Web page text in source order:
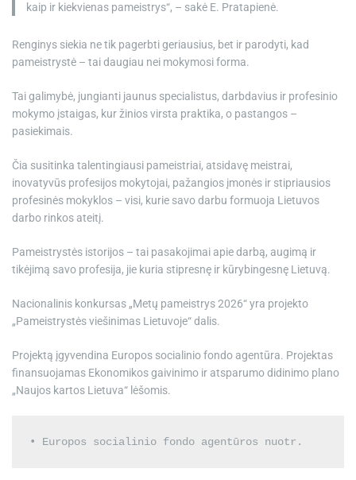
kaip ir kiekvienas pameistrys“, – sakė E. Pratapienė.
Renginys siekia ne tik pagerbti geriausius, bet ir parodyti, kad
pameistrystė – tai daugiau nei mokymosi forma.
Tai galimybė, jungianti jaunus specialistus, darbdavius ir profesinio
mokymo įstaigas, kur žinios virsta praktika, o pastangos –
pasiekimais.
Čia susitinka talentingiausi pameistriai, atsidavę meistrai,
inovatyvūs profesijos mokytojai, pažangios įmonės ir stipriausios
profesinės mokyklos – visi, kurie savo darbu formuoja Lietuvos
darbo rinkos ateitį.
Pameistrystės istorijos – tai pasakojimai apie darbą, augimą ir
tikėjimą savo profesija, jie kuria stipresnę ir kūrybingesnę Lietuvą.
Nacionalinis konkursas „Metų pameistrys 2026“ yra projekto
„Pameistrystės viešinimas Lietuvoje“ dalis.
Projektą įgyvendina Europos socialinio fondo agentūra. Projektas
finansuojamas Ekonomikos gaivinimo ir atsparumo didinimo plano
„Naujos kartos Lietuva“ lėšomis.
• Europos socialinio fondo agentūros nuotr.